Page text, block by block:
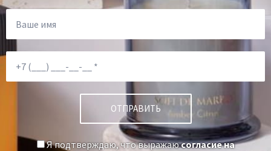
Я подтверждаю, что выражаюсогласие на